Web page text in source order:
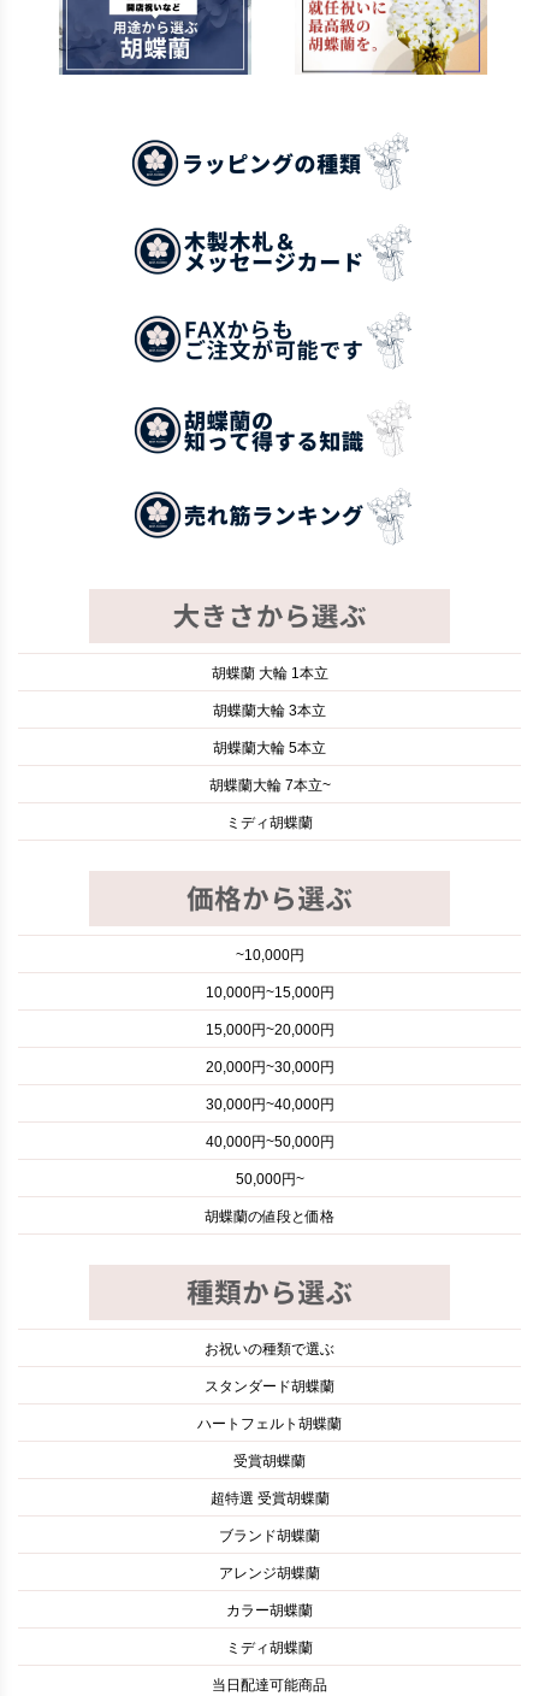
胡蝶蘭 大輪 1本立
胡蝶蘭大輪 3本立
胡蝶蘭大輪 5本立
胡蝶蘭大輪 7本立~
ミディ胡蝶蘭
~10,000円
10,000円~15,000円
15,000円~20,000円
20,000円~30,000円
30,000円~40,000円
40,000円~50,000円
50,000円~
胡蝶蘭の値段と価格
お祝いの種類で選ぶ
スタンダード胡蝶蘭
ハートフェルト胡蝶蘭
受賞胡蝶蘭
超特選 受賞胡蝶蘭
ブランド胡蝶蘭
アレンジ胡蝶蘭
カラー胡蝶蘭
ミディ胡蝶蘭
当日配達可能商品